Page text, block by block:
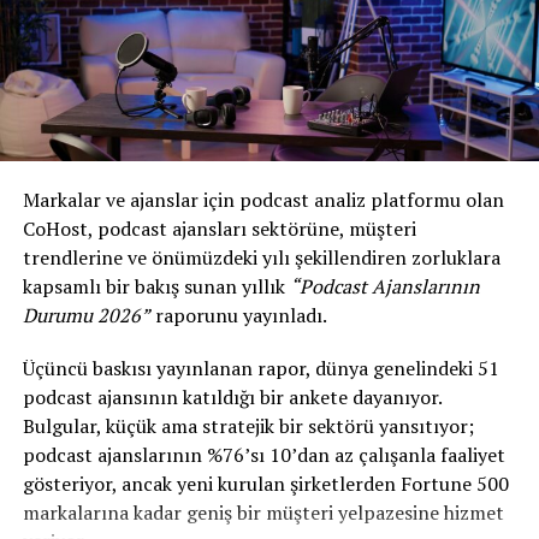
Video Keşfi Sesli Dinlemeyi Artırıyor:Yeni
başlayanların %72’si ve uzun süredir takip edenlerin
%68’i, bir podcast’in video versiyonunu keşfettikten
sonra yalnızca sesli versiyonunu dinlemeye
başladıklarını söylüyor; bu da video keşfinin sesli
Akıllı TV’ler Akıllı Hoparlörleri Geride
Bıraktı:Podcast yayıncılığı, Amerikan evlerindeki
televizyon izleme alışkanlıklarını alt üst ediyor.
2021’den bu yana, podcast dinleyicilerinin akıllı
oranı %1’den %9’a yükselerek, akıllı hoparlör
üzerinden podcast tüketimini geride bıraktı.
Birinci Sınıf Öğrencileri Arasında Sosyal Medya
Platformları Baskın:Birinci sınıf öğrencileri, uzun
süredir üniversitede okuyan öğrencilere kıyasla,
podcast dinlemek için Facebook, TikTok ve
Markalar ve ajanslar için podcast analiz platformu olan
CoHost, podcast ajansları sektörüne, müşteri
trendlerine ve önümüzdeki yılı şekillendiren zorluklara
kapsamlı bir bakış sunan yıllık “Podcast Ajanslarının
Durumu 2026”raporunu yayınladı.
Üçüncü baskısı yayınlanan rapor, dünya genelindeki 51
podcast ajansının katıldığı bir ankete dayanıyor.
Bulgular, küçük ama stratejik bir sektörü yansıtıyor;
podcast ajanslarının %76’sı 10’dan az çalışanla faaliyet
gösteriyor, ancak yeni kurulan şirketlerden Fortune 500
markalarına kadar geniş bir müşteri yelpazesine hizmet